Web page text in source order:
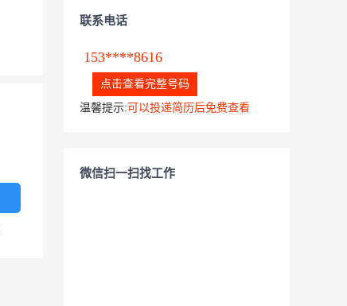
联系电话
153****8616
点击查看完整号码
温馨提示: 可以投递简历后免费查看
微信扫一扫找工作